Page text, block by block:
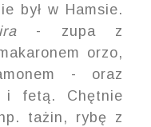
był w Hamsie.
- zupa z
orzo,
- oraz
i fetą. Chętnie
tażin, rybę z